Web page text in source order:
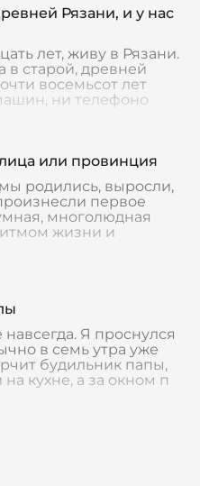
Рязани, и у нас
лет, живу в Рязани.
в старой, древней
восемьсот лет
ни телефоно
или провинция
родились, выросли,
первое
многолюдная
жизни и
Я проснулся
в семь утра уже
будильник папы,
кухне, а за окном п